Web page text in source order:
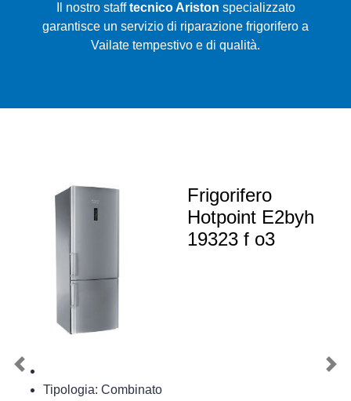
Il nostro stafftecnico Ariston specializzato
garantisce un servizio di riparazione frigorifero a
Vailate tempestivo e di qualità.
Frigorifero
Hotpoint E2byh
19323 f o3
Tipologia: Combinato
Previous